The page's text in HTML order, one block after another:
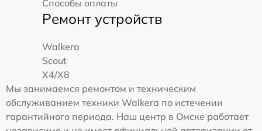
Способы оплаты
Ремонт устройств
Walkera
Scout
X4/X8
Мы занимаемся ремонтом и техническим
обслуживанием техники Walkera по истечении
гарантийного периода. Наш центр в Омске работает